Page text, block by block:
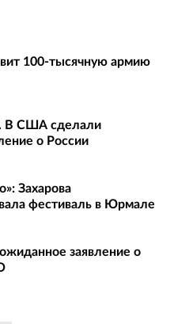
100-тысячную армию
В США сделали
о России
Захарова
фестиваль в Юрмале
заявление о